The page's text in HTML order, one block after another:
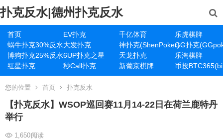
扑克反水|德州扑克反水
首页 EV扑克 千亿体育
乐虎棋牌
蜗牛扑克30%反水大发扑克 神扑克(ShenPoker)GG扑克
博狗扑克25%反水6UP扑克之星 天龙扑克
乐淘棋牌
红星扑克
秒Call扑克 新葡京棋牌 币投
您的位置 首页 扑克反水
【扑克反水】WSOP巡回赛11月14-22日在荷兰鹿特丹
举行
1,650阅读